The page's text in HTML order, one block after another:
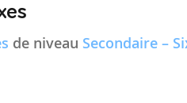
de niveau Secondaire –